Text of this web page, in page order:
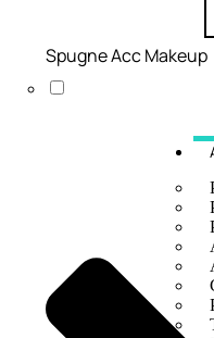
Spugne Acc Makeup